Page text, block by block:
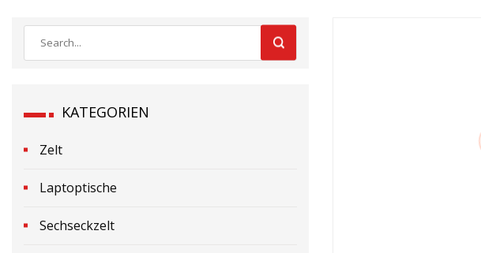
KATEGORIEN
Zelt
Laptoptische
Sechseckzelt